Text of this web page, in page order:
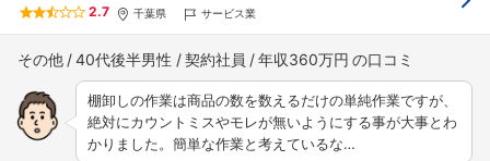
2.7 千葉県 サービス業
その他 40代後半男性 契約社員 年収360万円
棚卸しの作業は商品の数を数えるだけの単純作業ですが、
絶対にカウントミスやモレが無いようにする事が大事とわ
かりました。簡単な作業と考えているな…